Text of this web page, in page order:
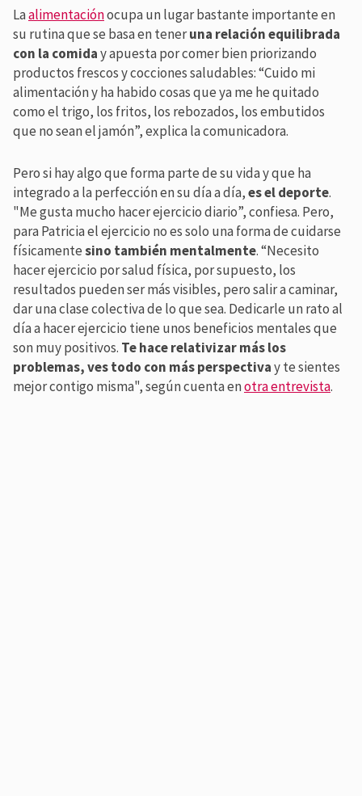
Laalimentaciónocupa un lugar bastante importante en
su rutina que se basa en teneruna relación equilibrada
con la comiday apuesta por comer bien priorizando
productos frescos y cocciones saludables: “Cuido mi
alimentación y ha habido cosas que ya me he quitado
como el trigo, los fritos, los rebozados, los embutidos
que no sean el jamón”, explica la comunicadora.
Pero si hay algo que forma parte de su vida y que ha
integrado a la perfección en su día a día,es el deporte.
"Me gusta mucho hacer ejercicio diario”, confiesa. Pero,
para Patricia el ejercicio no es solo una forma de cuidarse
físicamentesino también mentalmente. “Necesito
hacer ejercicio por salud física, por supuesto, los
resultados pueden ser más visibles, pero salir a caminar,
dar una clase colectiva de lo que sea. Dedicarle un rato al
día a hacer ejercicio tiene unos beneficios mentales que
son muy positivos. Te hace relativizar más los
problemas, ves todo con más perspectivay te sientes
mejor contigo misma", según cuenta enotra entrevista.